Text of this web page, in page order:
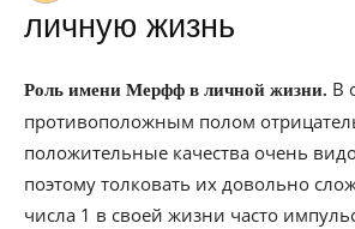
личную жизнь
Роль имени Мерфф в личной жизни. В
противоположным полом
положительные качества очень
поэтому толковать их довольно
числа 1 в своей жизни часто